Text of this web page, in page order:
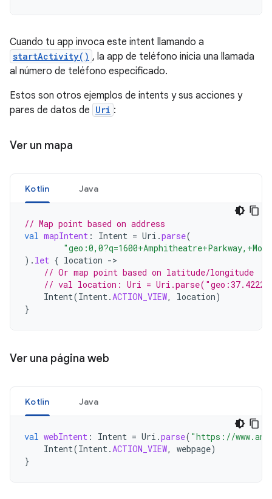
Cuando tu app invoca este intent llamando a
startActivity() , la app de teléfono inicia una llamada
al número de teléfono especificado.
Estos son otros ejemplos de intents y sus acciones y
pares de datos de Uri :
Ver un mapa
Kotlin Java
// Map point based on address
val mapIntent : Intent = Uri .parse(
). let { location -
// Or map point based on latitude/longitude
// val location: Uri =
Intent(Intent.ACTION_VIEW, location)
}
Ver una página web
Kotlin Java
val webIntent : Intent = Uri .parse( "https://
Intent(Intent.ACTION_VIEW, webpage)
}